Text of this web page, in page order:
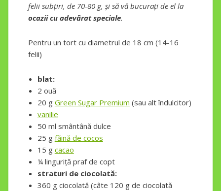
felii subțiri, de 70-80 g, și să vă bucurați de el la
ocazii cu adevărat speciale.
Pentru un tort cu diametrul de 18 cm (14-16
felii)
blat:
2 ouă
20 g Green Sugar Premium (sau alt îndulcitor)
vanilie
50 ml smântână dulce
25 g făină de cocos
15 g cacao
¼ linguriță praf de copt
straturi de ciocolată:
360 g ciocolată (câte 120 g de ciocolată